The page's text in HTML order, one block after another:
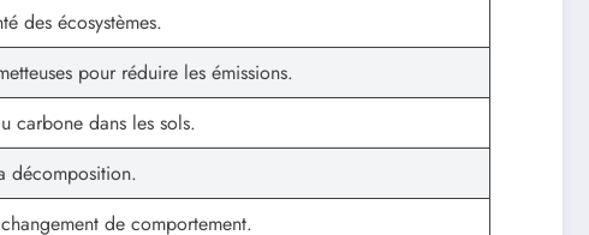
des écosystèmes.
pour réduire les émissions.
carbone dans les sols.
décomposition.
de comportement.